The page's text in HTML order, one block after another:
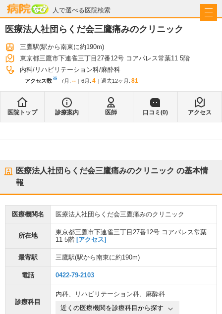
人で選べる医院検索
病院なび
医療法人社団らくだ会三鷹痛みのクリニック
三鷹駅(駅から南東に約190m)
東京都三鷹市下連雀三丁目27番12号 コアパレス常葉11 5階
内科 リハビリテーション科 麻酔科
アクセス数※ 7月 : -- 6月 : 4 過去12ヶ月: 81
医院トップ 診療案内 医師 口コミ(0) アクセス
医療法人社団らくだ会三鷹痛みのクリニック の基本情
報
医療機関名 医療法人社団らくだ会三鷹痛みのクリニック
所在地
東京都三鷹市下連雀三丁目27番12号 コアパレス常葉
11 5階 [アクセス]
最寄駅 三鷹駅(駅から南東に約190m)
電話 0422-79-2103
診療科目
内科、 リハビリテーション科、 麻酔科
近くの医療機関を診療科目から探す